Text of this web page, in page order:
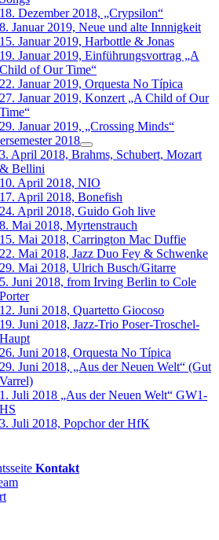
18. Dezember 2018, „Crypsilon“
8. Januar 2019, Neue und alte Innnigkeit
15. Januar 2019, Harbottle & Jonas
19. Januar 2019, Einführungsvortrag „A
Child of Our Time“
22. Januar 2019, Orquesta No Típica
27. Januar 2019, Konzert „A Child of Our
Time“
29. Januar 2019, „Crossing Minds“
2018
3. April 2018, Brahms, Schubert, Mozart
& Bellini
10. April 2018, NIO
17. April 2018, Bonefish
24. April 2018, Guido Goh live
8. Mai 2018, Myrtenstrauch
15. Mai 2018, Carrington Mac Duffie
22. Mai 2018, Jazz Duo Fey & Schwenke
29. Mai 2018, Ulrich Busch/Gitarre
5. Juni 2018, from Irving Berlin to Cole
Porter
12. Juni 2018, Quartetto Giocoso
19. Juni 2018, Jazz-Trio Poser-Troschel-
Haupt
26. Juni 2018, Orquesta No Típica
29. Juni 2018, „Aus der Neuen Welt“ (Gut
Varrel)
1. Juli 2018 „Aus der Neuen Welt“ GW1-
HS
3. Juli 2018, Popchor der HfK
Kontakt